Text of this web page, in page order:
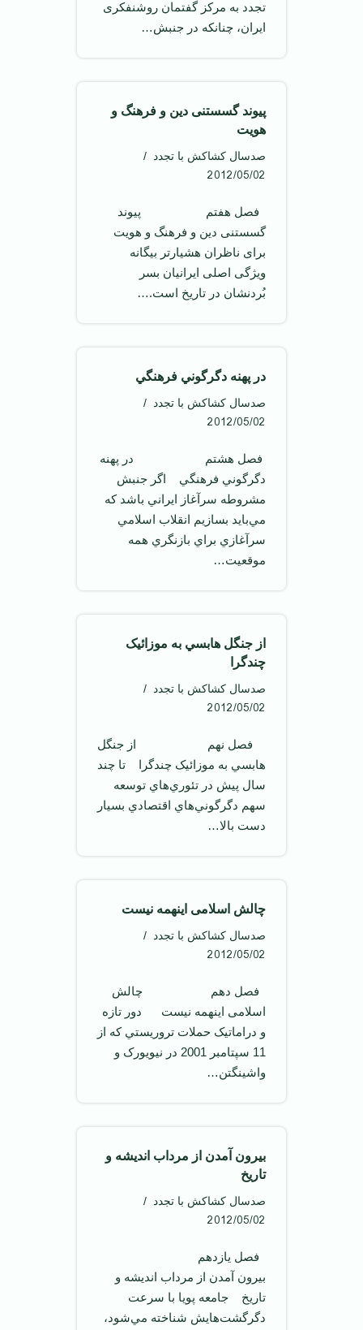
تجدد به مرکز گفتمان روشنفکری
ايران، چنانکه در جنبش…
پيوند گسستنی دين و فرهنگ و
هويت
صدسال کشاکش با تجدد
2012/05/02
فصل هفتم پيوند
گسستنی دين و فرهنگ و هويت
برای ناظران هشيارتر بيگانه
ويژگی اصلی ايرانيان بسر
بُردنشان در تاريخ است.…
در پهنه دگرگوني فرهنگي
صدسال کشاکش با تجدد
2012/05/02
‌ فصل هشتم در پهنه
دگرگوني فرهنگي اگر جنبش
مشروطه سرآغاز ايراني باشد که
مي‌بايد بسازيم انقلاب اسلامي
سرآغازي براي بازنگري همه
موقعيت…
از جنگل هابسي به موزائيک
چندگرا
صدسال کشاکش با تجدد
2012/05/02
فصل نهم از جنگل
هابسي به موزائيک چندگرا تا چند
سال پيش در تئوري‌هاي توسعه
سهم دگرگوني‌هاي اقتصادي بسيار
دست بالا…
چالش اسلامی اينهمه نيست
صدسال کشاکش با تجدد
2012/05/02
فصل دهم چالش
اسلامی اينهمه نيست دور تازه
و دراماتيک حملات تروريستي که از
11 سپتامبر 2001 در نيويورک و
واشينگتن…
بيرون آمدن از مرداب انديشه و
تاريخ
صدسال کشاکش با تجدد
2012/05/02
‌ ‌ فصل يازدهم
بيرون آمدن از مرداب انديشه و
تاريخ جامعه پويا با سرعت
دگرگشت‌هايش شناخته مي‌شود،